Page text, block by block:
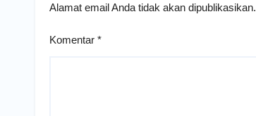
Alamat email Anda tidak akan dipublikasikan.
Komentar *